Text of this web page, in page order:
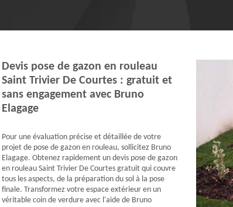
Devis pose de gazon en rouleau
Saint Trivier De Courtes : gratuit et
sans engagement avec Bruno
Elagage
Pour une évaluation précise et détaillée de votre
projet de pose de gazon en rouleau, sollicitez Bruno
Elagage. Obtenez rapidement un devis pose de gazon
en rouleau Saint Trivier De Courtes gratuit qui couvre
tous les aspects, de la préparation du sol à la pose
finale. Transformez votre espace extérieur en un
véritable coin de verdure avec l'aide de Bruno